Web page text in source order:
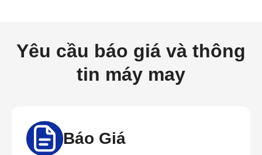
Yêu cầu báo giá và thông
tin máy may
Báo Giá